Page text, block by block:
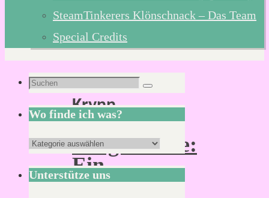
SteamTinkerers Klönschnack – Das Team
Special Credits
Schlagwort:
Krynn
Dragonlance:
Ein
Blick
Suchen
nach:
Suchen
Wo finde ich was?
Wo
finde
ich
Unterstütze uns